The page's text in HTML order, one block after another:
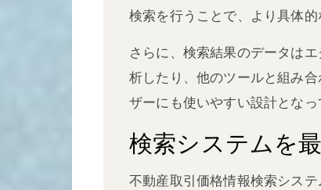
検索を行うことで、より具体的
さらに、検索結果のデータは
析したり、他のツールと組み
ザーにも使いやすい設計とな
検索システムを
不動産取引価格情報検索シス